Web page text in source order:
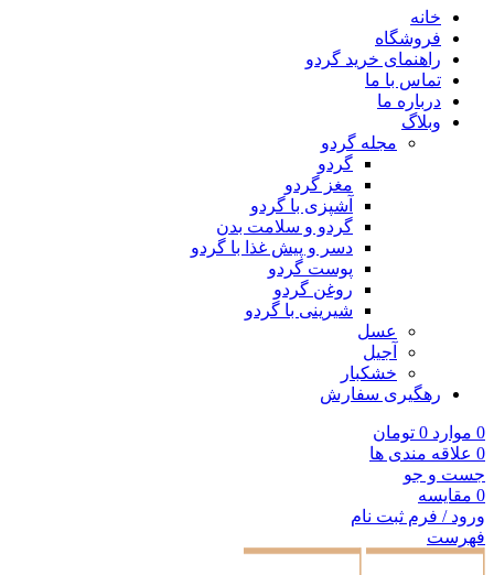
خانه
فروشگاه
راهنمای خرید گردو
تماس با ما
درباره ما
وبلاگ
مجله گردو
گردو
مغز گردو
آشپزی با گردو
گردو و سلامت بدن
دسر و پیش غذا با گردو
پوست گردو
روغن گردو
شیرینی با گردو
عسل
آجیل
خشکبار
رهگیری سفارش
0 موارد 0 تومان
0 علاقه مندی ها
جست و جو
0 مقایسه
ورود / فرم ثبت نام
فهرست